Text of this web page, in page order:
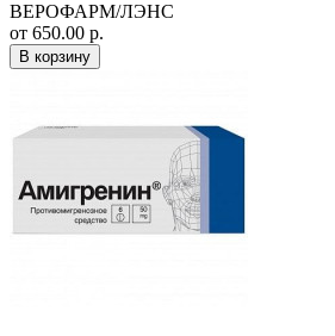
ВЕРОФАРМ/ЛЭНС
от 650.00 р.
В корзину